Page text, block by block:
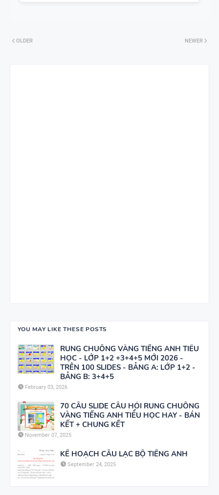
NEWER
OLDER
YOU MAY LIKE THESE POSTS
RUNG CHUÔNG VÀNG TIẾNG ANH TIỂU
HỌC - LỚP 1+2 +3+4+5 MỚI 2026 -
TRÊN 100 SLIDES - BẢNG A: LỚP 1+2 -
BẢNG B: 3+4+5
February 03, 2026
70 CÂU SLIDE CÂU HỎI RUNG CHUÔNG
VÀNG TIẾNG ANH TIỂU HỌC HAY - BÁN
KẾT + CHUNG KẾT
November 07, 2025
KẾ HOẠCH CÂU LẠC BỘ TIẾNG ANH
September 24, 2025